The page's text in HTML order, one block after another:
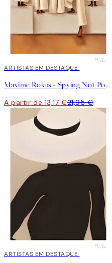
40%*
ARTISTAS EM DESTAQUE
Maxime Rokus - Spying No1 Poster
A partir de 13,17 €21,95 €
40%*
ARTISTAS EM DESTAQUE